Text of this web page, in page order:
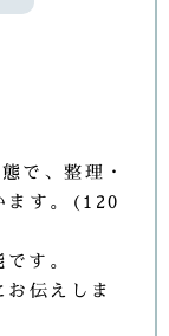
で、整理・
ます。(120
す。
伝えしま